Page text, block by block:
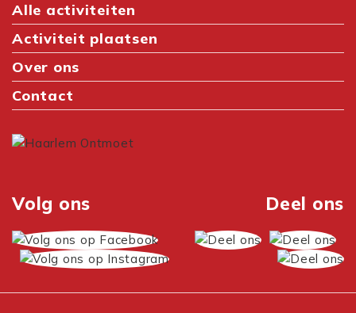
Alle activiteiten
Activiteit plaatsen
Over ons
Contact
Volg ons Deel ons